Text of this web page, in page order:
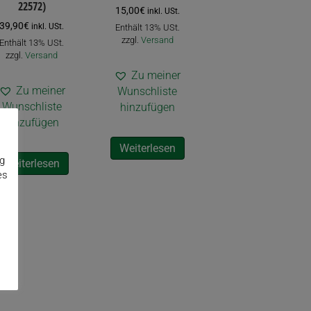
22572)
39,90€ inkl. USt.
Enthält 13% USt.
zzgl.Versand
Zu meiner
Wunschliste
hinzufügen
Weiterlesen
15,00€ inkl. USt.
Enthält 13% USt.
zzgl. Versand
Zu meiner
Wunschliste
hinzufügen
Weiterlesen